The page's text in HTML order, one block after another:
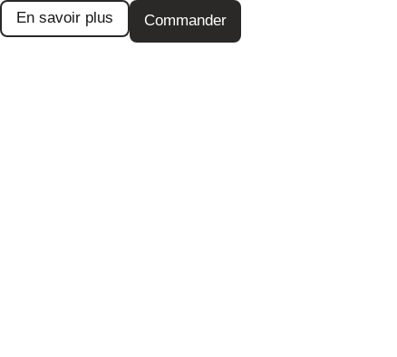
En savoir plus Commander